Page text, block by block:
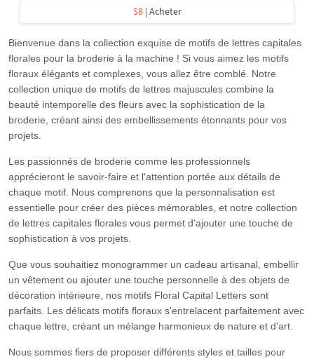
$8| Acheter
Bienvenue dans la collection exquise de motifs de lettres capitales
florales pour la broderie à la machine ! Si vous aimez les motifs
floraux élégants et complexes, vous allez être comblé. Notre
collection unique de motifs de lettres majuscules combine la
beauté intemporelle des fleurs avec la sophistication de la
broderie, créant ainsi des embellissements étonnants pour vos
projets.
Les passionnés de broderie comme les professionnels
apprécieront le savoir-faire et l'attention portée aux détails de
chaque motif. Nous comprenons que la personnalisation est
essentielle pour créer des pièces mémorables, et notre collection
de lettres capitales florales vous permet d'ajouter une touche de
sophistication à vos projets.
Que vous souhaitiez monogrammer un cadeau artisanal, embellir
un vêtement ou ajouter une touche personnelle à des objets de
décoration intérieure, nos motifs Floral Capital Letters sont
parfaits. Les délicats motifs floraux s'entrelacent parfaitement avec
chaque lettre, créant un mélange harmonieux de nature et d'art.
Nous sommes fiers de proposer différents styles et tailles pour